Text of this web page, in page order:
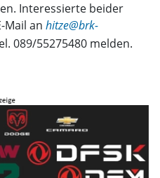
Interessierte beider
Mail an hitze@brk-
089/55275480 melden.